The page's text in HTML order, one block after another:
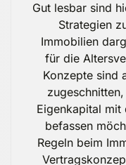
Gut lesbar sind
Strategien
Immobilien
für die
Konzepte sind
Eigenkapital mit
befassen
Regeln beim